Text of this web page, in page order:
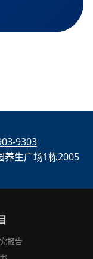
9303
养生广场1栋2005
报告